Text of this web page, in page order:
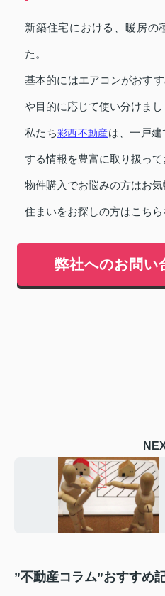
新築住宅における、暖房の
た。
基本的にはエアコンがおす
や目的に応じて使い分けまし
私たち彩西不動産は、一戸
する情報を豊富に取り扱って
物件購入でお悩みの方はお気
住まいをお探しの方はこちら
弊社へのお問い
”不動産コラム”おすすめ